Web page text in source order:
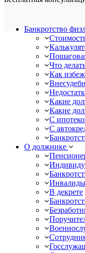
Банкротство
Что
Как
Какие
Какие
С
С
О должнике
Инвалиды
В декрете